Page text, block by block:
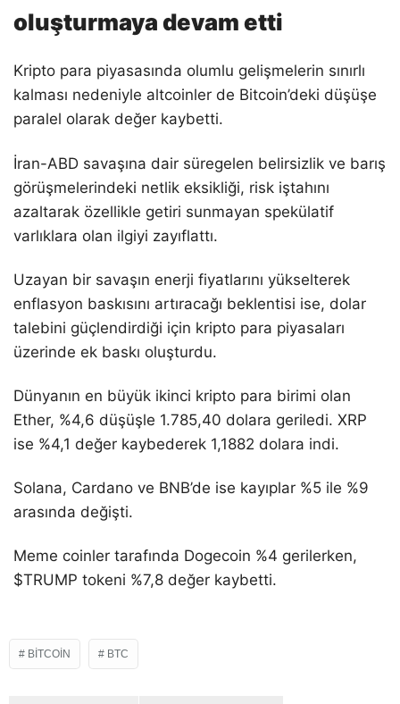
oluşturmaya devam etti
Kripto para piyasasında olumlu gelişmelerin sınırlı
kalması nedeniyle altcoinler de Bitcoin’deki düşüşe
paralel olarak değer kaybetti.
İran-ABD savaşına dair süregelen belirsizlik ve barış
görüşmelerindeki netlik eksikliği, risk iştahını
azaltarak özellikle getiri sunmayan spekülatif
varlıklara olan ilgiyi zayıflattı.
Uzayan bir savaşın enerji fiyatlarını yükselterek
enflasyon baskısını artıracağı beklentisi ise, dolar
talebini güçlendirdiği için kripto para piyasaları
üzerinde ek baskı oluşturdu.
Dünyanın en büyük ikinci kripto para birimi olan
Ether, %4,6 düşüşle 1.785,40 dolara geriledi. XRP
ise %4,1 değer kaybederek 1,1882 dolara indi.
Solana, Cardano ve BNB’de ise kayıplar %5 ile %9
arasında değişti.
Meme coinler tarafında Dogecoin %4 gerilerken,
$TRUMP tokeni %7,8 değer kaybetti.
BITCOIN BTC